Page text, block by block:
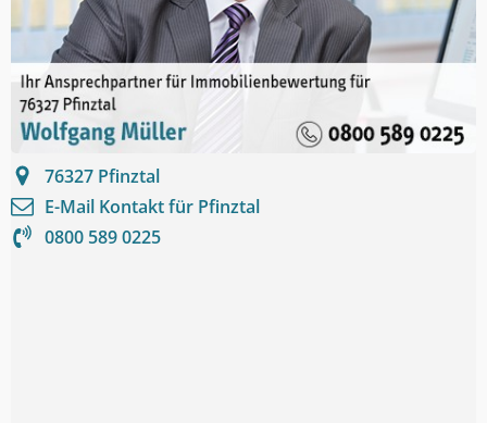
76327 Pfinztal
E-Mail Kontakt für Pfinztal
0800 589 0225